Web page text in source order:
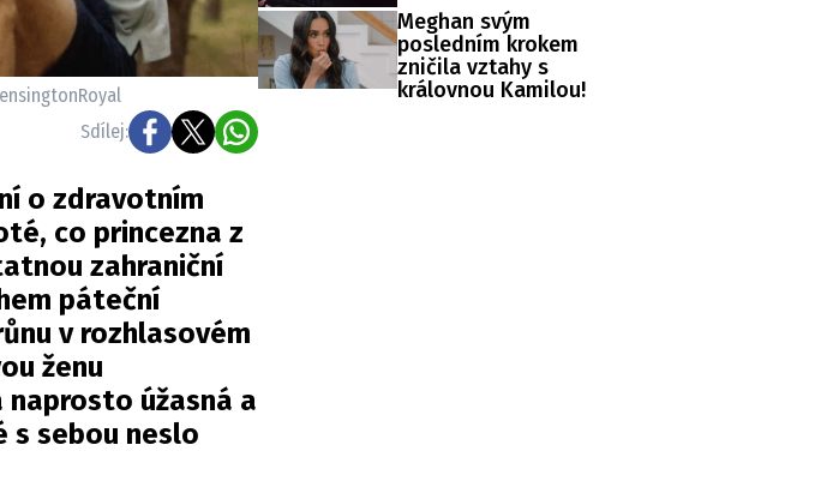
Sdílej:
o zdravotním
co princezna z
zahraniční
páteční
v rozhlasovém
ženu
úžasná a
s sebou neslo
Meghan svým
posledním krokem
zničila vztahy s
královnou Kamilou!